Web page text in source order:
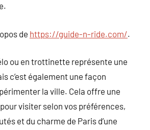
de https://guide-n-ride.com/.
ou en trottinette représente une
c’est également une façon
la ville. Cela offre une
visiter selon vos préférences,
et du charme de Paris d’une